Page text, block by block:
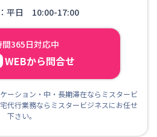
平日 10:00-17:00
間365日対応中
WEBから問合せ
ーション・中・長期滞在ならミスタービ
代行業務ならミスタービジネスにお任せ
下さい。